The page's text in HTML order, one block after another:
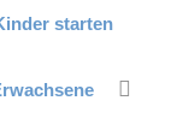
starten